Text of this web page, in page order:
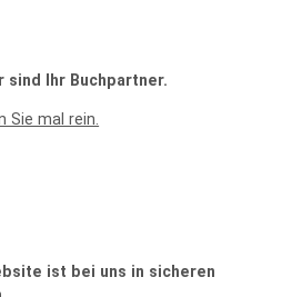
sind Ihr Buchpartner.
Sie mal rein.
ist bei uns in sicheren